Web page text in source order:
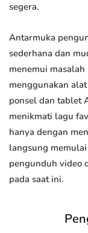
segera.
Antarmuka
sederhana dan
menemui
menggunakan
ponsel dan tablet
menikmati lagu
hanya dengan
langsung
pengunduh video
pada saat ini.